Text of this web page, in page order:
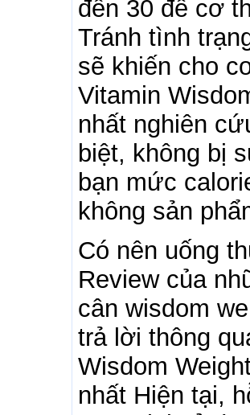
đến 30 để cơ
Tránh tình
sẽ khiến cho
Vitamin
nhất nghiên
biệt, không bị
bạn mức
không sản
Có nên uống
Review của
cân wisdom
trả lời thông
Wisdom
nhất Hiện tại,